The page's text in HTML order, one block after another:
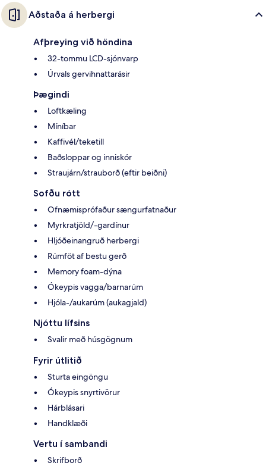
Aðstaða á herbergi
Afþreying við höndina
32-tommu LCD-sjónvarp
Úrvals gervihnattarásir
Þægindi
Loftkæling
Míníbar
Kaffivél/teketill
Baðsloppar og inniskór
Straujárn/strauborð (eftir beiðni)
Sofðu rótt
Ofnæmisprófaður sængurfatnaður
Myrkratjöld/-gardínur
Hljóðeinangruð herbergi
Rúmföt af bestu gerð
Memory foam-dýna
Ókeypis vagga/barnarúm
Hjóla-/aukarúm (aukagjald)
Njóttu lífsins
Svalir með húsgögnum
Fyrir útlitið
Sturta eingöngu
Ókeypis snyrtivörur
Hárblásari
Handklæði
Vertu í sambandi
Skrifborð